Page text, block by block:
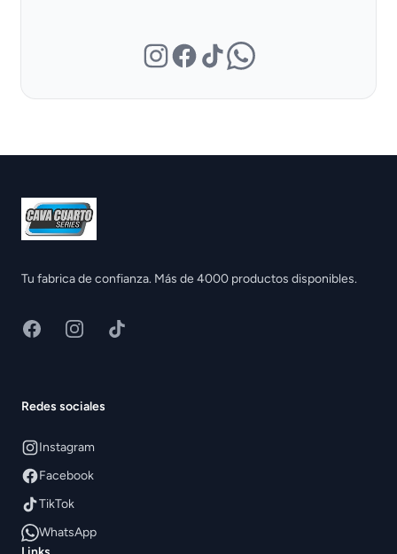
Tu fabrica de confianza. Más de 4000 productos disponibles.
FacebookInstagramTikTok
Redes sociales
Instagram
Facebook
TikTok
WhatsApp